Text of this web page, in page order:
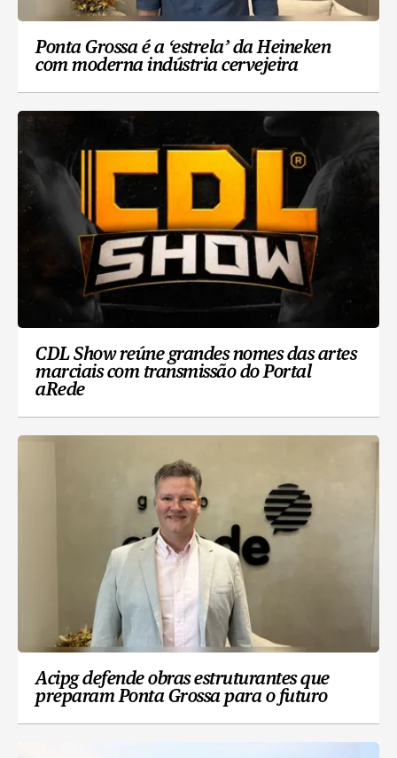
Ponta Grossa é a ‘estrela’ da Heineken
com moderna indústria cervejeira
CDL Show reúne grandes nomes das artes
marciais com transmissão do Portal
aRede
Acipg defende obras estruturantes que
preparam Ponta Grossa para o futuro